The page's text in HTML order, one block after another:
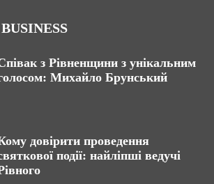
з Рівненщини з унікальним
Михайло Брунський
довірити проведення
події: найліпші ведучі